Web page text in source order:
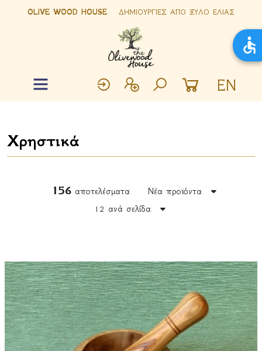
OLIVE WOOD HOUSE ΔΗΜΙΟΥΡΓΙΕΣ ΑΠΟ ΞΥΛΟ ΕΛΙΑΣ
EN
Χρηστικά
156αποτελέσματα
Νέα προϊόντα
12 ανά σελίδα